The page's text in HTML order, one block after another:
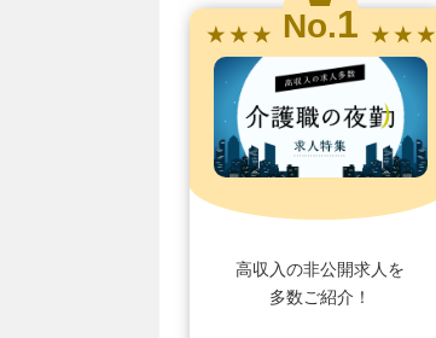
★ ★ ★ No.1 ★ ★ ★
高収入の非公開求人を
多数ご紹介！